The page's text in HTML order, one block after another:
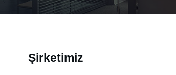
Şirketimiz